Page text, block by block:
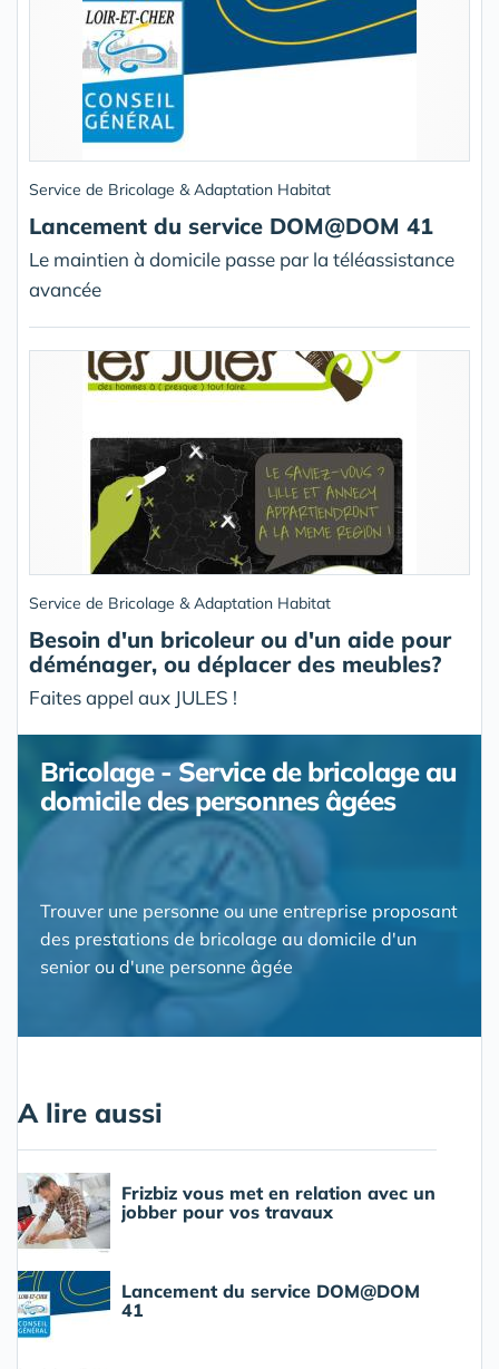
Service de Bricolage & Adaptation Habitat
Lancement du service DOM@DOM 41
Le maintien à domicile passe par la téléassistance
avancée
Service de Bricolage & Adaptation Habitat
Besoin d'un bricoleur ou d'un aide pour
déménager, ou déplacer des meubles?
Faites appel aux JULES !
Bricolage - Service de bricolage au
domicile des personnes âgées
Trouver une personne ou une entreprise proposant
des prestations de bricolage au domicile d'un
senior ou d'une personne âgée
A lire aussi
Frizbiz vous met en relation avec un
jobber pour vos travaux
Lancement du service DOM@DOM
41